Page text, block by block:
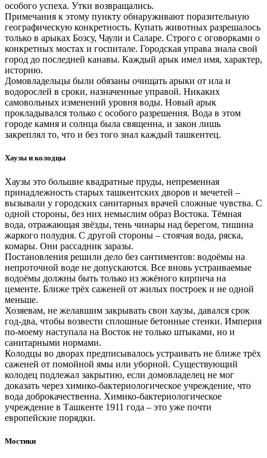
особого успеха. Утки возвращались.
Примечания к этому пункту обнаруживают поразительную
географическую конкретность. Купать животных разрешалось
только в арыках Бозсу, Чаули и Саларе. Строго с оговорками о
конкретных мостах и госпитале. Городская управа знала свой
город до последней канавы. Каждый арык имел имя, характер,
историю.
Домовладельцы были обязаны очищать арыки от ила и
водорослей в сроки, назначенные управой. Никаких
самовольных изменений уровня воды. Новый арык
прокладывался только с особого разрешения. Вода в этом
городе камня и солнца была священна, и закон лишь
закреплял то, что и без того знал каждый ташкентец.
Хаузы и колодцы
Хаузы это большие квадратные пруды, непременная
принадлежность старых ташкентских дворов и мечетей –
вызывали у городских санитарных врачей сложные чувства. С
одной стороны, без них немыслим образ Востока. Тёмная
вода, отражающая звёзды, тень чинары над берегом, тишина
жаркого полудня. С другой стороны – стоячая вода, ряска,
комары. Они рассадник заразы.
Постановления решили дело без сантиментов: водоёмы на
непроточной воде не допускаются. Все вновь устраиваемые
водоёмы должны быть только из жжёного кирпича на
цементе. Ближе трёх саженей от жилых построек и не одной
меньше.
Хозяевам, не желавшим закрывать свои хаузы, давался срок
год-два, чтобы возвести сплошные бетонные стенки. Империя
по-моему наступала на Восток не только штыками, но и
санитарными нормами.
Колодцы во дворах предписывалось устраивать не ближе трёх
саженей от помойной ямы или уборной. Существующий
колодец подлежал закрытию, если домовладелец не мог
доказать через химико-бактериологическое учреждение, что
вода доброкачественна. Химико-бактериологическое
учреждение в Ташкенте 1911 года – это уже почти
европейские порядки.
Мостики